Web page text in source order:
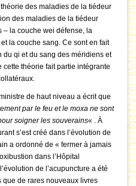
des maladies de la tiédeur
des maladies de la tiédeur
– la couche wei défense, la
la couche sang. Ce sont en fait
du qi et du sang des méridiens et
théorie fait partie intégrante
de haut niveau a écrit que
par le feu et le moxa ne sont
soigner les souverains« . À
s’est créé dans l’évolution de
a ordonné de « fermer à jamais
dans l’Hôpital
de l’acupuncture a été
que de rares nouveaux livres